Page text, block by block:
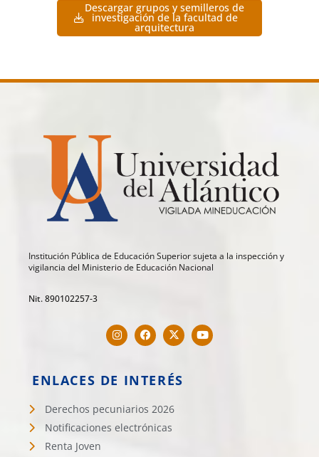
Descargar grupos y semilleros de
investigación de la facultad de
arquitectura
Institución Pública de Educación Superior sujeta a la inspección y
vigilancia del Ministerio de Educación Nacional
Nit. 890102257-3
ENLACES DE INTERÉS
Derechos pecuniarios 2026
Notificaciones electrónicas
Renta Joven